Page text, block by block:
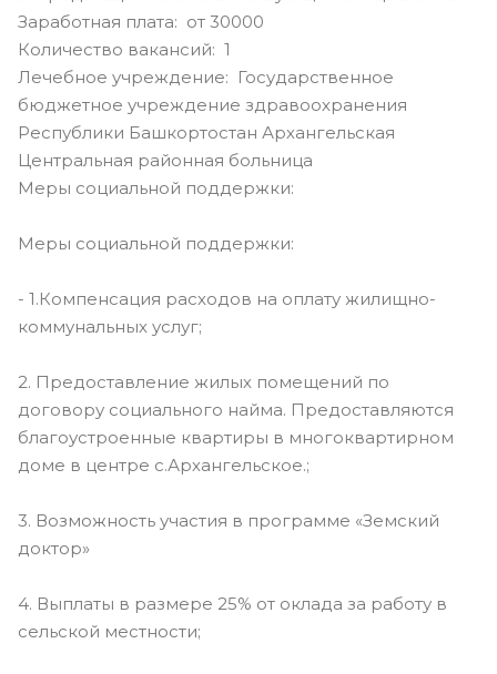
Заработная плата: от 30000
Количество вакансий: 1
Лечебное учреждение: Государственное
бюджетное учреждение здравоохранения
Республики Башкортостан Архангельская
Центральная районная больница
Меры социальной поддержки:
Меры социальной поддержки:
- 1.Компенсация расходов на оплату жилищно-
коммунальных услуг;
2. Предоставление жилых помещений по
договору социального найма. Предоставляются
благоустроенные квартиры в многоквартирном
доме в центре с.Архангельское.;
3. Возможность участия в программе «Земский
доктор»
4. Выплаты в размере 25% от оклада за работу в
сельской местности;